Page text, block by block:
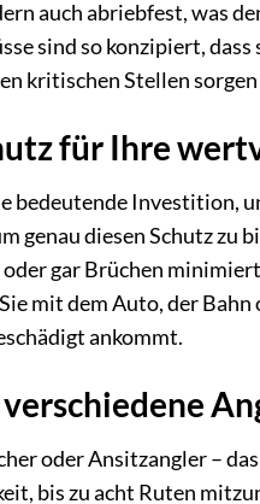
auch abriebfest, was
sind so konzipiert,
kritischen Stellen
für Ihre
bedeutende Investition,
genau diesen Schutz zu
gar Brüchen
mit dem Auto, der
ankommt.
oder Ansitzangler –
bis zu acht Ruten